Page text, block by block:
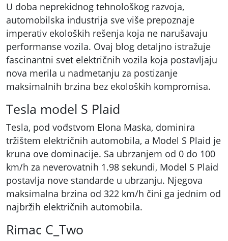
U doba neprekidnog tehnološkog razvoja,
automobilska industrija sve više prepoznaje
imperativ ekoloških rešenja koja ne narušavaju
performanse vozila. Ovaj blog detaljno istražuje
fascinantni svet električnih vozila koja postavljaju
nova merila u nadmetanju za postizanje
maksimalnih brzina bez ekoloških kompromisa.
Tesla model S Plaid
Tesla, pod vođstvom Elona Maska, dominira
tržištem električnih automobila, a Model S Plaid je
kruna ove dominacije. Sa ubrzanjem od 0 do 100
km/h za neverovatnih 1.98 sekundi, Model S Plaid
postavlja nove standarde u ubrzanju. Njegova
maksimalna brzina od 322 km/h čini ga jednim od
najbržih električnih automobila.
Rimac C_Two